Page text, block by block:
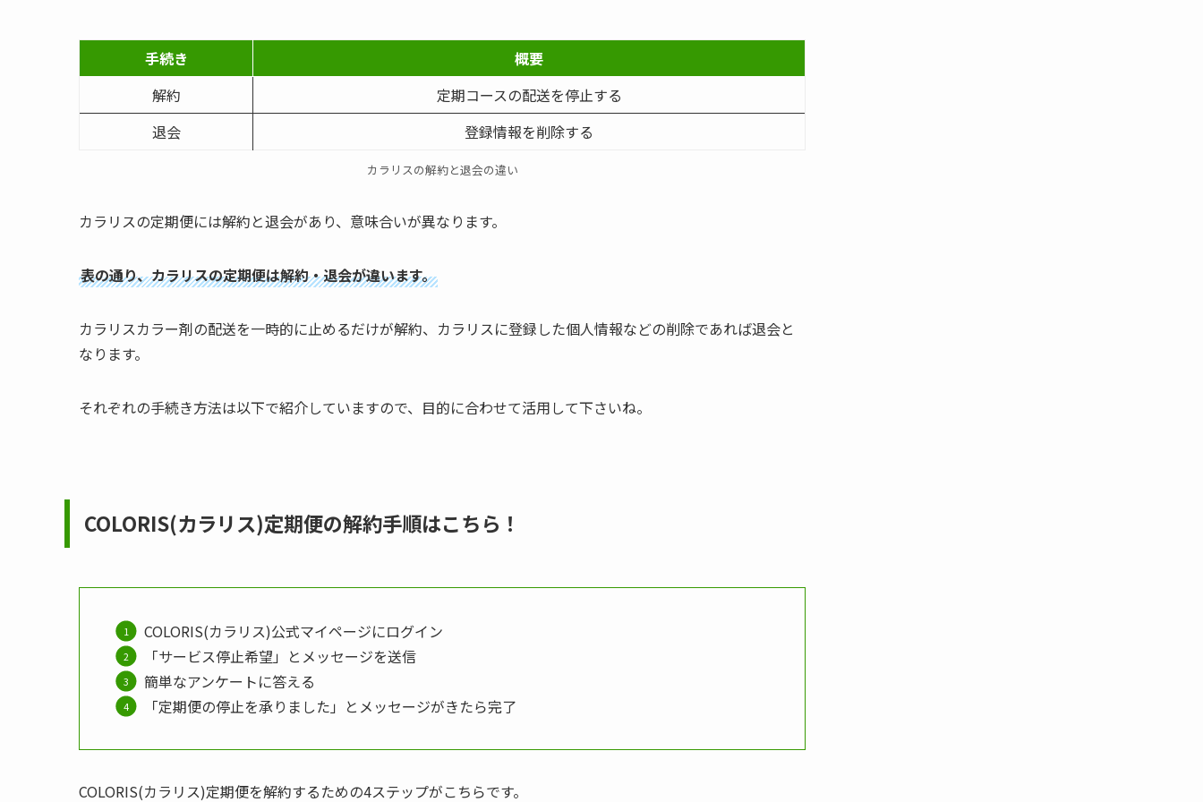
手続き
概要
解約
定期コースの配送を停止する
退会
登録情報を削除する
カラリスの解約と退会の違い
カラリスの定期便には解約と退会があり、意味合いが異なります。
表の通り、カラリスの定期便は解約・退会が違います。
カラリスカラー剤の配送を一時的に止めるだけが解約、カラリスに登録した個人情報などの削除であれば退会と
なります。
それぞれの手続き方法は以下で紹介していますので、目的に合わせて活用して下さいね。
COLORIS(カラリス)定期便の解約手順はこちら！
COLORIS(カラリス)公式マイページにログイン
「サービス停止希望」とメッセージを送信
簡単なアンケートに答える
「定期便の停止を承りました」とメッセージがきたら完了
COLORIS(カラリス)定期便を解約するための4ステップがこちらです。